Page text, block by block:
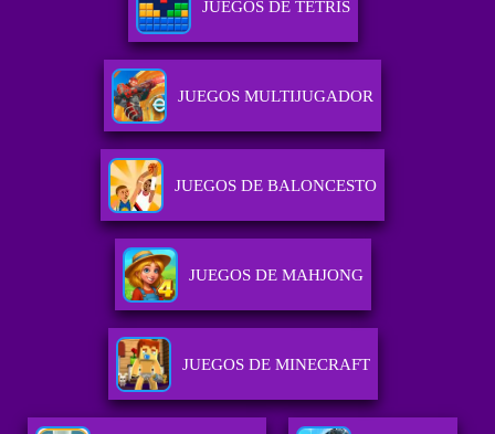
JUEGOS DE TETRIS
JUEGOS MULTIJUGADOR
JUEGOS DE BALONCESTO
JUEGOS DE MAHJONG
JUEGOS DE MINECRAFT